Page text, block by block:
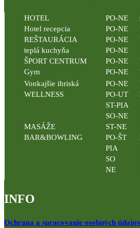
HOTEL PO-NE
Hotel recepcia
PO-NE
REŠTAURÁCIA
PO-NE
teplá kuchyňa
PO-NE
ŠPORT CENTRUM
PO-NE
Gym
PO-NE
Vonkajšie ihriská
PO-NE
WELLNESS
PO-UT
ST-PIA
SO-NE
MASÁŽE
ST-NE
BAR&BOWLING
PO-ŠT
PIA
SO
NE
INFO
Ochrana a spracovanie osobných